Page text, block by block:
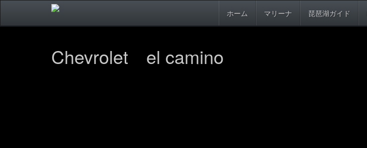
ホーム マリーナ 琵琶湖ガイド
Chevrolet el camino